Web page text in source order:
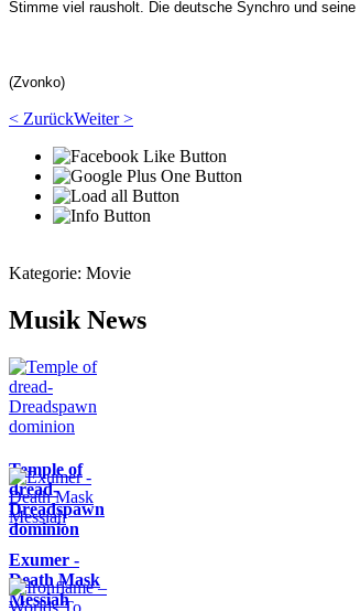
Stimme viel rausholt. Die deutsche Synchro und seine
(Zvonko)
< ZurückWeiter >
Kategorie: Movie
Musik News
Temple of
dread-
Dreadspawn
dominion
Exumer -
Death Mask
Messiah